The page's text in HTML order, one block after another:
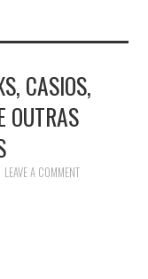
CASIOS,
OUTRAS
LEAVE A COMMENT